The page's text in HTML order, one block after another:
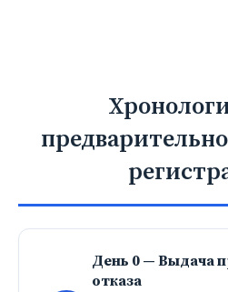
День 0 — Выдача
отказа